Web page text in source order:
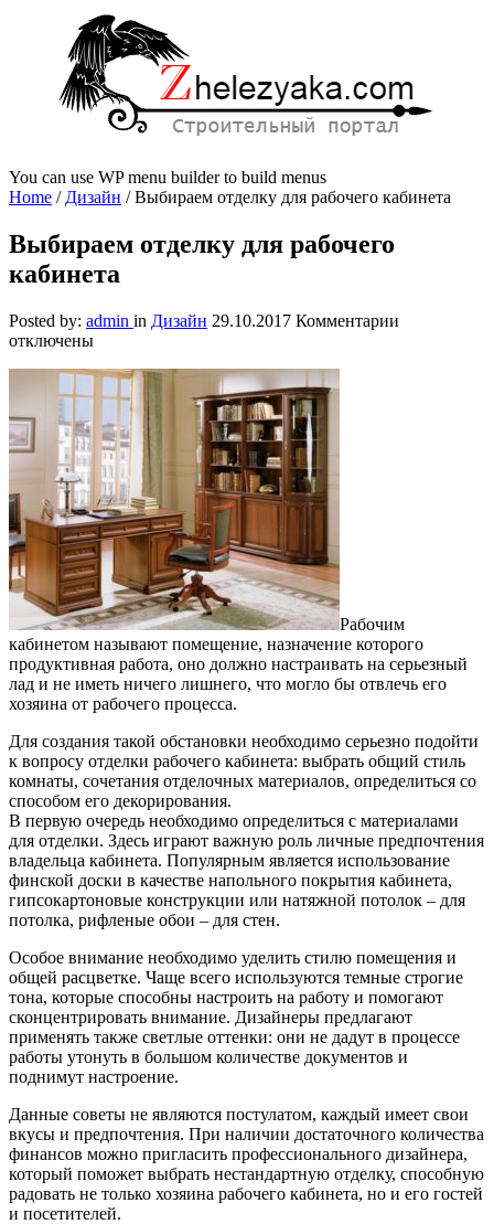
You can use WP menu builder to build menus
Home / Дизайн /Выбираем отделку для рабочего кабинета
Выбираем отделку для рабочего
кабинета
Posted by: admin in Дизайн 29.10.2017 Комментарии
отключены
Рабочим
кабинетом называют помещение, назначение которого
продуктивная работа, оно должно настраивать на серьезный
лад и не иметь ничего лишнего, что могло бы отвлечь его
хозяина от рабочего процесса.
Для создания такой обстановки необходимо серьезно подойти
к вопросу отделки рабочего кабинета: выбрать общий стиль
комнаты, сочетания отделочных материалов, определиться со
способом его декорирования.
В первую очередь необходимо определиться с материалами
для отделки. Здесь играют важную роль личные предпочтения
владельца кабинета. Популярным является использование
финской доски в качестве напольного покрытия кабинета,
гипсокартоновые конструкции или натяжной потолок – для
потолка, рифленые обои – для стен.
Особое внимание необходимо уделить стилю помещения и
общей расцветке. Чаще всего используются темные строгие
тона, которые способны настроить на работу и помогают
сконцентрировать внимание. Дизайнеры предлагают
применять также светлые оттенки: они не дадут в процессе
работы утонуть в большом количестве документов и
поднимут настроение.
Данные советы не являются постулатом, каждый имеет свои
вкусы и предпочтения. При наличии достаточного количества
финансов можно пригласить профессионального дизайнера,
который поможет выбрать нестандартную отделку, способную
радовать не только хозяина рабочего кабинета, но и его гостей
и посетителей.